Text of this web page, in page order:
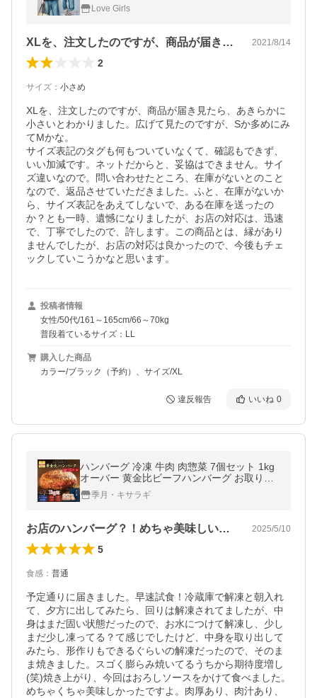
ィース (メール便送料無料)
Love Girls
XLを、注文したのですが、商品が届き見… 2021/8/14
2
サイズ ： 小さめ
XLを、注文したのですが、商品が届き見たら、あきらかに
小さいとわかりました。広げて見たのですが、Sか多めにみ
てMかな。
サイズ表記のタグも何もついていなくて、確認もできず、
いい加減です。ネットだからと、妥協はできません。サイ
ズ違いなので。問い合わせたところ、在庫がないとのこと
なので、返品させていただきました。ふと、在庫がないか
ら、サイズ表記をあえてしないで、ある在庫を送ったの
か？とも一時、遺憾になりましたが、お店の対応は、迅速
で、丁寧でしたので、許します。この商品とは、縁があり
ませんでしたが、お店の対応は良かったので、今後もチェ
ックしていこうかなと思います。
投稿者情報
女性/50代/161～165cm/66～70kg
普段着ているサイズ：LL
購入した商品
カラー/ブラック（予約）、サイズ/XL
違反報告 いいね 0
ハンバーグ 冷凍 牛肉 肉惣菜 7個セット 1kg
オーバー 黄金比ビーフハンバーグ お取り寄
せ 贈り物 ギフト 超PayPay祭
季月・キサラギ
お店のハンバーグ？！めちゃ美味しいです 2025/5/10
5
食感 ： 普通
予定通りに届きました。早速試食！冷蔵庫で解凍と朝入れ
て、夕方に出してみたら、回りは解凍されてましたが、中
身はまだ固い状態だったので、お水につけて解凍し、少し
まだ少し凍ってる？て感じでしたけど、中身を取り出して
みたら、形作りもできるぐらいの解凍だったので、そのま
ま焼きました。スゴく膨らみ焼いてるうちから期待度増し
(笑)焼き上がり、今回はおろしソースをかけて食べました。
めちゃくちゃ美味しかったですよ。肉厚あり、肉汁あり、